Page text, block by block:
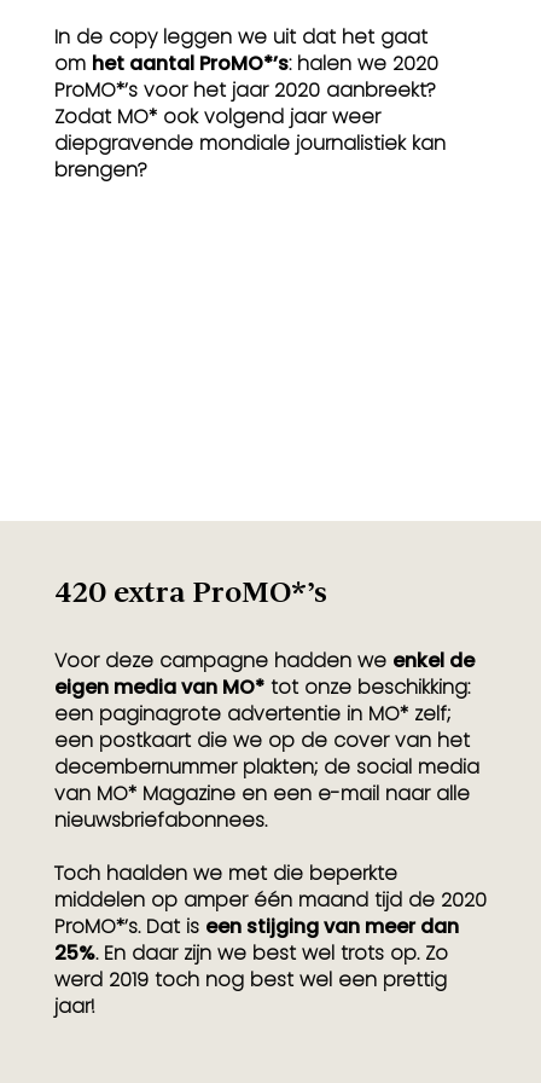
In de copy leggen we uit dat het gaat
om het aantal ProMO*’s: halen we 2020
ProMO*’s voor het jaar 2020 aanbreekt?
Zodat MO* ook volgend jaar weer
diepgravende mondiale journalistiek kan
brengen?
420 extra ProMO*’s
Voor deze campagne hadden we enkel de
eigen media van MO*tot onze beschikking:
een paginagrote advertentie in MO* zelf;
een postkaart die we op de cover van het
decembernummer plakten; de social media
van MO* Magazine en een e-mail naar alle
nieuwsbriefabonnees.
Toch haalden we met die beperkte
middelen op amper één maand tijd de 2020
ProMO*’s. Dat is een stijging van meer dan
25%. En daar zijn we best wel trots op. Zo
werd 2019 toch nog best wel een prettig
jaar!